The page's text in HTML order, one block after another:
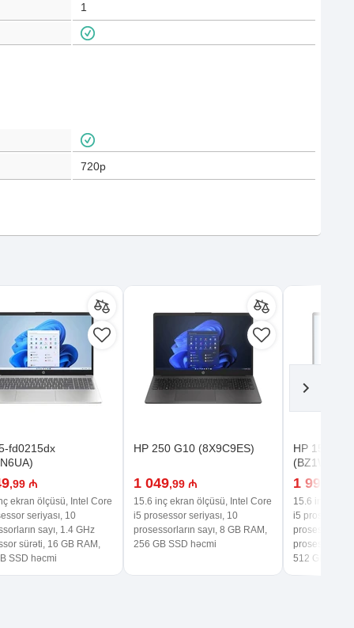
1
720p
fd0215dx
,99 ₼
ekran ölçüsü, Intel Core
seriyası, 10
sayı, 1.4 GHz
sürəti, 16 GB RAM,
SSD həcmi
HP 250 G10 (8X9C9ES)
1 049,99 ₼
15.6 inç ekran ölçüsü, Intel Core
i5 prosessor seriyası, 10
prosessorların sayı, 8 GB RAM,
256 GB SSD həcmi
HP 15-
(BZ1W9UA)
1 999
15.6 inç
i5 prosessor
prosessor
512 GB SSD